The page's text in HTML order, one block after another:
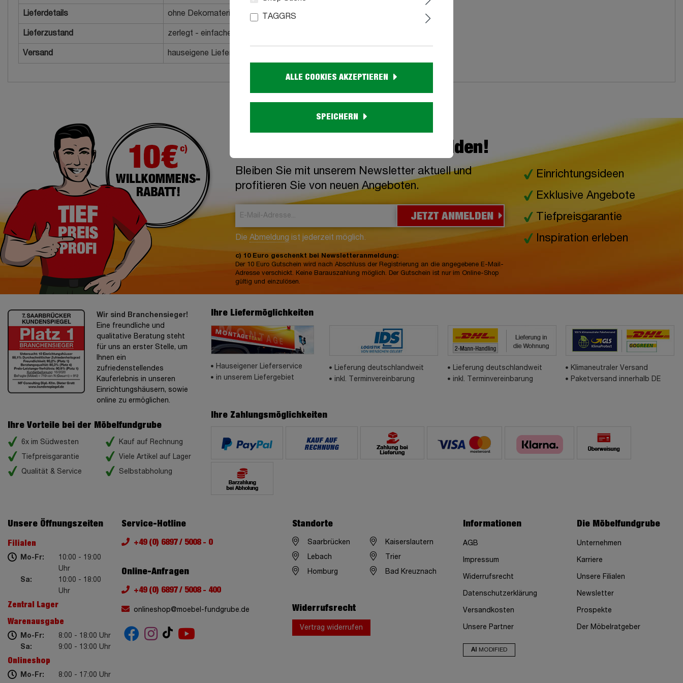
Lieferdetails ohne Dekomaterial
Lieferzustand zerlegt - einfache Montage, Aufbauanleitung
Versand hauseigene Lieferung bis in Ihre Wohnung
Jetzt zum Newsletter anmelden!
Bleiben Sie mit unserem Newsletter aktuell und
profitieren Sie von neuen Angeboten.
JETZT ANMELDEN
Die Abmeldung ist jederzeit möglich.
c) 10 Euro geschenkt bei Newsletteranmeldung:
Der 10 Euro Gutschein wird nach Abschluss der Registrierung an die angegebene E-Mail-
Adresse verschickt. Keine Barauszahlung möglich. Der Gutschein ist nur im Online-Shop
gültig und einzulösen.
Einrichtungsideen
Exklusive Angebote
Tiefpreisgarantie
Inspiration erleben
Wir sind Branchensieger!
Eine freundliche und
qualitative Beratung steht
für uns an erster Stelle, um
Ihnen ein
zufriedenstellendes
Kauferlebnis in unseren
Einrichtungshäusern, sowie
online zu ermöglichen.
Ihre Vorteile bei der Möbelfundgrube
6x im Südwesten
Tiefpreisgarantie
Qualität & Service
Kauf auf Rechnung
Viele Artikel auf Lager
Selbstabholung
Ihre Liefermöglichkeiten
Hauseigener Lieferservice
in unserem Liefergebiet
Lieferung deutschlandweit
inkl. Terminvereinbarung
Lieferung deutschlandweit
inkl. Terminvereinbarung
Klimaneutraler Versand
Paketversand innerhalb DE
Ihre Zahlungsmöglichkeiten
Unsere Öffnungszeiten
Filialen
Mo-Fr:
10:00 - 19:00
Uhr
Sa:
10:00 - 18:00
Uhr
Zentral Lager
Warenausgabe
Mo-Fr:
8:00 - 18:00 Uhr
Sa:
9:00 - 13:00 Uhr
Onlineshop
Mo-Fr: 8:00 - 17:00 Uhr
Service-Hotline
+49 (0) 6897 / 5008 - 0
Online-Anfragen
+49 (0) 6897 / 5008 - 400
onlineshop@moebel-fundgrube.de
Standorte
Saarbrücken Kaiserslautern
Lebach Trier
Homburg Bad Kreuznach
Widerrufsrecht
Vertrag widerrufen
Informationen
AGB
Impressum
Widerrufsrecht
Datenschutzerklärung
Versandkosten
Unsere Partner
AI MODIFIED
Die Möbelfundgrube
Unternehmen
Karriere
Unsere Filialen
Newsletter
Prospekte
Der Möbelratgeber
TAGGRS
ALLE COOKIES AKZEPTIEREN
SPEICHERN